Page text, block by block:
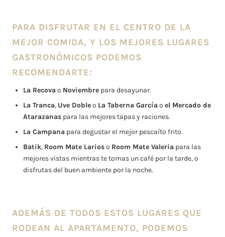
PARA DISFRUTAR EN EL CENTRO DE LA
MEJOR COMIDA, Y LOS MEJORES LUGARES
GASTRONÓMICOS PODEMOS
RECOMENDARTE:
La Recova o Noviembre para desayunar.
La Tranca, Uve Dobleo La Taberna García o el Mercado de
Atarazanas para las mejores tapas y raciones.
La Campana para degustar el mejor pescaíto frito.
Batik, Room Mate Larioso Room Mate Valeria para las
mejores vistas mientras te tomas un café por la tarde, o
disfrutas del buen ambiente por la noche.
ADEMÁS DE TODOS ESTOS LUGARES QUE
RODEAN AL APARTAMENTO, PODEMOS